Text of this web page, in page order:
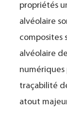
propriétés
alvéolaire
composites
alvéolaire
traçabilité
atout